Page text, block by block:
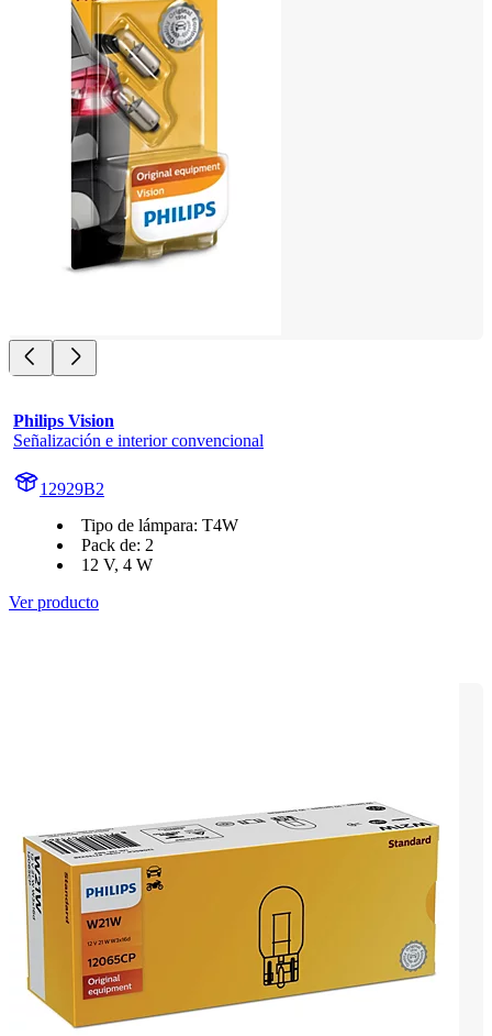
Philips Vision
Señalización e interior convencional
12929B2
Tipo de lámpara: T4W
Pack de: 2
12 V, 4 W
Ver producto